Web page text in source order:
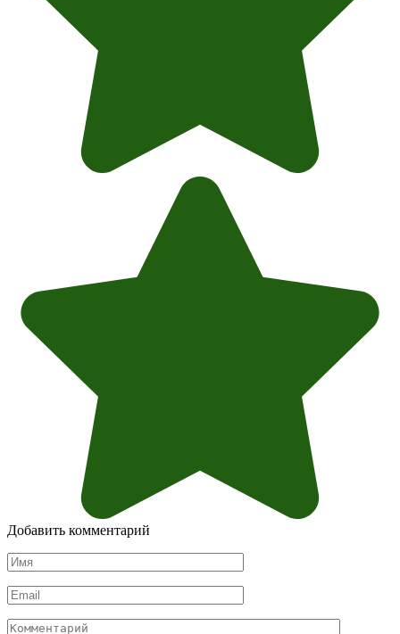
Добавить комментарий
Имя
*
Email
*
Комментарий